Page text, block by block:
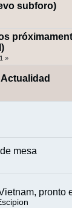
subforo)
»
mesa
pronto